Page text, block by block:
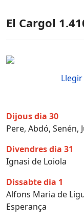
El Cargol
Llegir
Dijous dia 30
Pere, Abdó, Senén,
Divendres dia 31
Ignasi de Loiola
Dissabte dia 1
Alfons Maria de
Esperança